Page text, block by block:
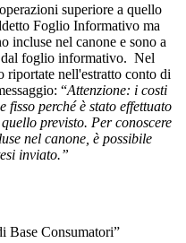
superiore a quello
Foglio Informativo ma
incluse nel canone e sono a
dal foglio informativo. Nel
riportate nell'estratto conto di
“Attenzione: i costi
fisso perché è stato effettuato
previsto. Per conoscere
nel canone, è possibile
inviato.”
Base Consumatori”